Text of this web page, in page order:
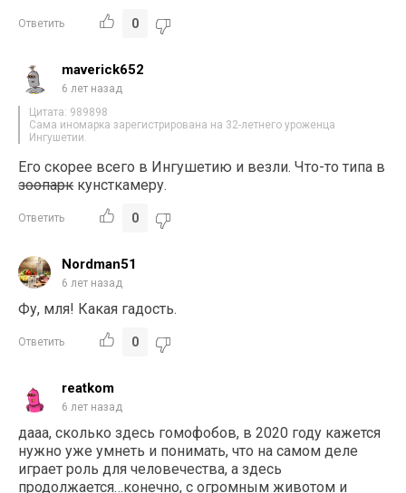
Ответить 0
maverick652
6 лет назад
Цитата: 989898
Сама иномарка зарегистрирована на 32-летнего уроженца
Ингушетии.
Его скорее всего в Ингушетию и везли. Что-то типа в
зоопарккунсткамеру.
Ответить 0
Nordman51
6 лет назад
Фу, мля! Какая гадость.
Ответить 0
reatkom
6 лет назад
дааа, сколько здесь гомофобов, в 2020 году кажется
нужно уже умнеть и понимать, что на самом деле
играет роль для человечества, а здесь
продолжается…конечно, с огромным животом и